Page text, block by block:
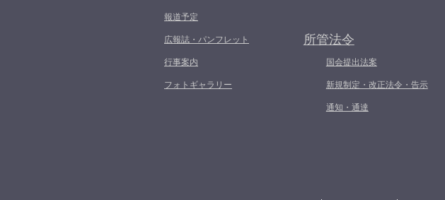
報道予定
広報誌・パンフレット
行事案内
フォトギャラリー
所管法令
国会提出法案
新規制定・改正法令・告示
通知・通達